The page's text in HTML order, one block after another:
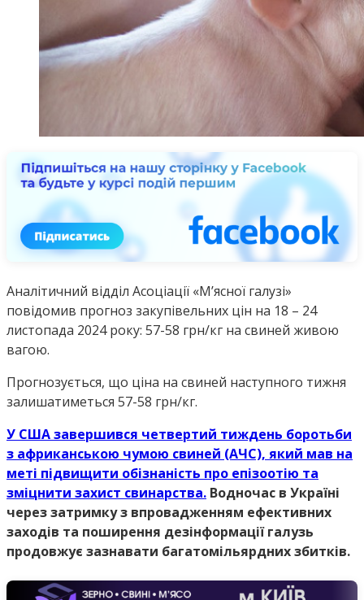
Аналітичний відділ Асоціації «М’ясної галузі»
повідомив прогноз закупівельних цін на 18 – 24
листопада 2024 року: 57-58 грн/кг на свиней живою
вагою.
Прогнозується, що ціна на свиней наступного тижня
залишатиметься 57-58 грн/кг.
У США завершився четвертий тиждень боротьби
з африканською чумою свиней (АЧС), який мав на
меті підвищити обізнаність про епізоотію та
зміцнити захист свинарства. Водночас в Україні
через затримку з впровадженням ефективних
заходів та поширення дезінформації галузь
продовжує зазнавати багатомільярдних збитків.